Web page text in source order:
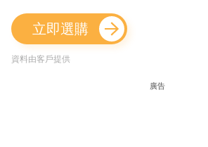
立即選購
資料由客戶提供
廣告